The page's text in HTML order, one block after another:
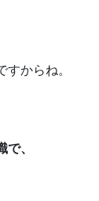
からね。
、